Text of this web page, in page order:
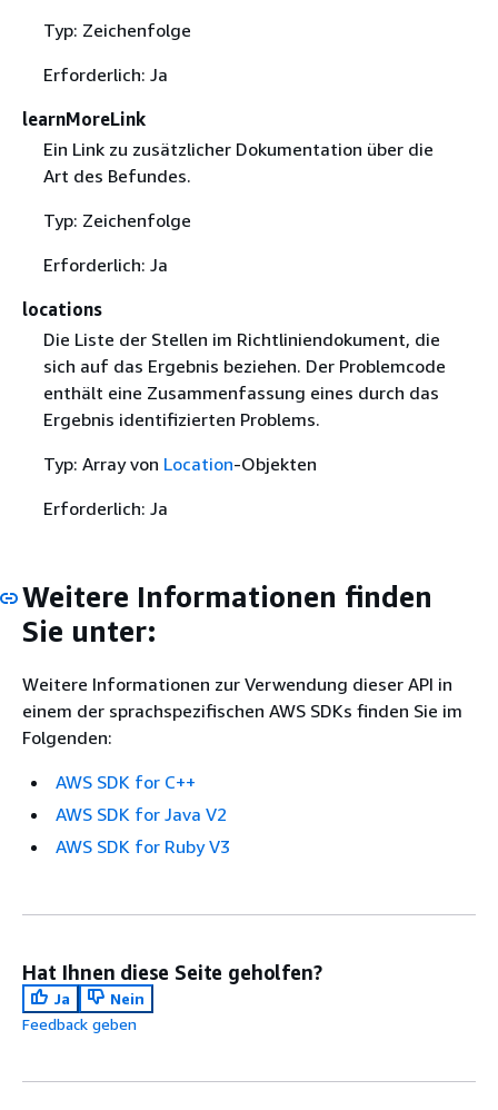
Typ: Zeichenfolge
Erforderlich: Ja
learnMoreLink
Ein Link zu zusätzlicher Dokumentation über die
Art des Befundes.
Typ: Zeichenfolge
Erforderlich: Ja
locations
Die Liste der Stellen im Richtliniendokument, die
sich auf das Ergebnis beziehen. Der Problemcode
enthält eine Zusammenfassung eines durch das
Ergebnis identifizierten Problems.
Typ: Array von Location-Objekten
Erforderlich: Ja
Weitere Informationen finden
Sie unter:
Weitere Informationen zur Verwendung dieser API in
einem der sprachspezifischen AWS SDKs finden Sie im
Folgenden:
AWS SDK for C++
AWS SDK for Java V2
AWS SDK for Ruby V3
Hat Ihnen diese Seite geholfen?
Ja
Nein
Feedback geben